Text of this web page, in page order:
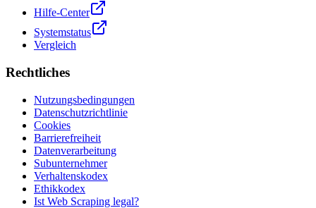
Hilfe-Center
Systemstatus
Vergleich
Rechtliches
Nutzungsbedingungen
Datenschutzrichtlinie
Cookies
Barrierefreiheit
Datenverarbeitung
Subunternehmer
Verhaltenskodex
Ethikkodex
Ist Web Scraping legal?